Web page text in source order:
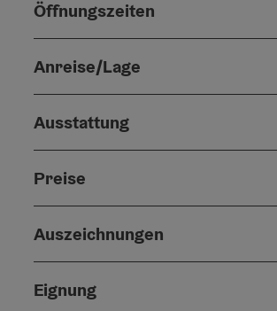
Öffnungszeiten
Anreise/Lage
Ausstattung
Preise
Auszeichnungen
Eignung